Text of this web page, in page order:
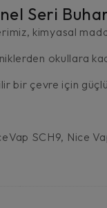
Seri
kimyasal
okullara
bir çevre için
SCH9, Nice